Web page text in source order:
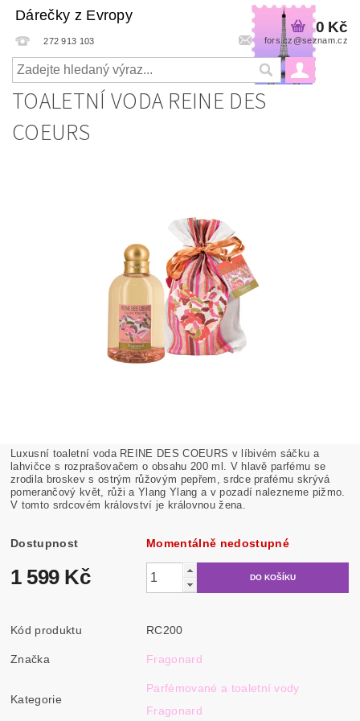
Dárečky z Evropy
272 913 103 fors.cz@seznam.cz
0 Kč
TOALETNÍ VODA REINE DES
COEURS
Luxusní toaletní voda REINE DES COEURS v líbivém sáčku a
lahvičce s rozprašovačem o obsahu 200 ml. V hlavě parfému se
zrodila broskev s ostrým růžovým pepřem, srdce prafému skrývá
pomerančový květ, růži a Ylang Ylang a v pozadí nalezneme pižmo.
V tomto srdcovém království je královnou žena.
Dostupnost Momentálně nedostupné
1 599 Kč
Kód produktu RC200
Značka Fragonard
Kategorie
Parfémované a toaletní vody
Fragonard